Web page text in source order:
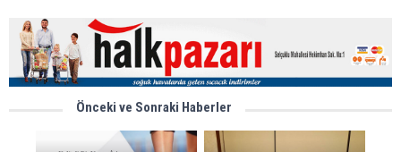
Önceki ve Sonraki Haberler